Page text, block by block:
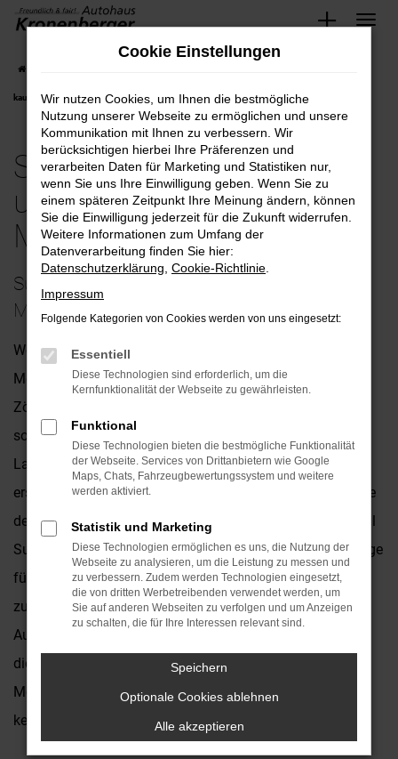
Zum
kaufen nach Mönchengladbach
Subaru Forester bequem
und günstig kaufen nach
Mönchengladbach
Subaru Forester – unsere Empfehlung für
Mönchengladbach
Wenn Sie uns nach einem passenden Fahrzeug für
Mönchengladbach fragen, empfehlen wir Ihnen ohne
Zögern den Subaru Forester. Dieses Fahrzeug eignet sich
sowohl für die Nutzung im Stadtverkehr als auch für
Landstraße und Autobahn. Die Pluspunkte sind die
erstklassige Ausstattung, das ansprechende Design sowie
der hervorragende Preis. Natürlich bieten wir Ihnen sowohl
Subaru Forester Neuwagen als auch gebrauchte Fahrzeuge
für Ihre Mobilität in Mönchengladbach und stehen Ihnen
zudem als Beraterinnen und Berater zur Seite. Das
Autohaus Kronenberger existiert seit 1931 und ist seit
diesen Jahren als Familienbetrieb fest mit
Mönchengladbach und der Umgebung verbunden. Man
kennt uns und man schätzt uns in der Region.
Cookie Einstellungen
Wir nutzen Cookies, um Ihnen die bestmögliche
Nutzung unserer Webseite zu ermöglichen und unsere
Kommunikation mit Ihnen zu verbessern. Wir
berücksichtigen hierbei Ihre Präferenzen und
verarbeiten Daten für Marketing und Statistiken nur,
wenn Sie uns Ihre Einwilligung geben. Wenn Sie zu
einem späteren Zeitpunkt Ihre Meinung ändern, können
Sie die Einwilligung jederzeit für die Zukunft widerrufen.
Weitere Informationen zum Umfang der
Datenverarbeitung finden Sie hier:
Datenschutzerklärung Cookie-Richtlinie
Impressum
Folgende Kategorien von Cookies werden von uns eingesetzt:
Essentiell
Diese Technologien sind erforderlich, um die
Kernfunktionalität der Webseite zu gewährleisten.
Funktional
Diese Technologien bieten die bestmögliche Funktionalität
der Webseite. Services von Drittanbietern wie Google
Maps, Chats, Fahrzeugbewertungssystem und weitere
werden aktiviert.
Statistik und Marketing
Diese Technologien ermöglichen es uns, die Nutzung der
Webseite zu analysieren, um die Leistung zu messen und
zu verbessern. Zudem werden Technologien eingesetzt,
die von dritten Werbetreibenden verwendet werden, um
Sie auf anderen Webseiten zu verfolgen und um Anzeigen
zu schalten, die für Ihre Interessen relevant sind.
Speichern
Optionale Cookies ablehnen
Alle akzeptieren